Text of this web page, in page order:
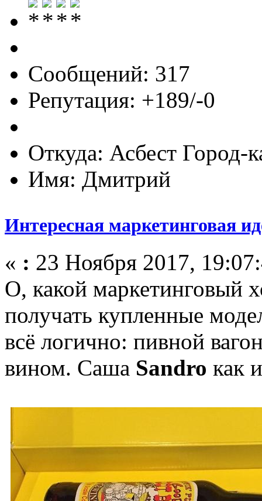
Сообщений: 317
Репутация: +189/-0
Откуда: Асбест Город-
Имя: Дмитрий
Интересная маркетинговая
« : 23 Ноября 2017,
О, какой маркетинговый
получать купленные
всё логично: пивной
вином. Саша Sandro как